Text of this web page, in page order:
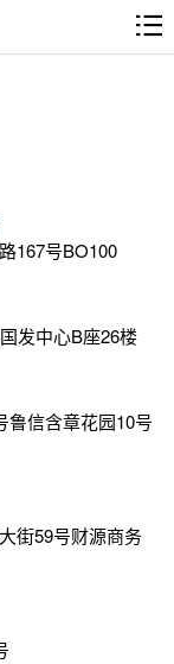
167号BO100
发中心B座26楼
鲁信含章花园10号
街59号财源商务